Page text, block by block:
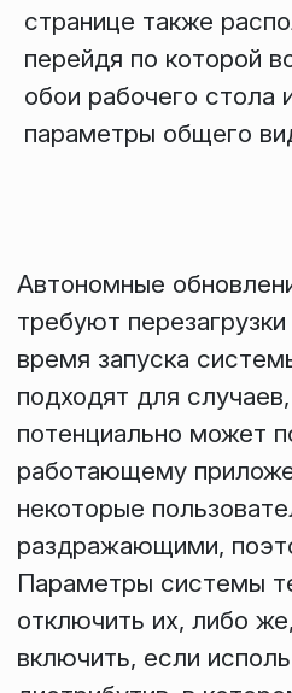
странице также
перейдя по которой
обои рабочего стола
параметры общего
Автономные
требуют
время запуска
подходят для
потенциально может
работающему
некоторые
раздражающими,
Параметры системы
отключить их, либо
включить, если